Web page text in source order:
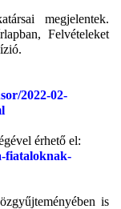
megjelentek.
Felvételeket
2022-02-
érhető el:
fiataloknak-
is